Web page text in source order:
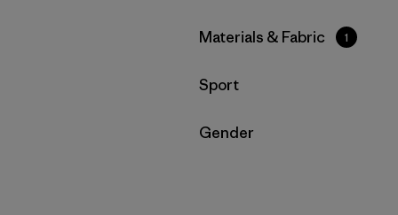
Filtrar por
Materials & Fabric 1
Filtrar por
Sport
Filtrar por
Gender